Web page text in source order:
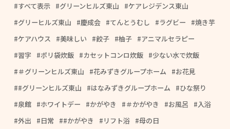
すべて表示 グリーンヒルズ東山
ケアレジデンス東山
グリーヒルズ東山
慶成会 てんとうむし ラグビー
焼き芋
ケアハウス
美味しい 餃子 柚子
アニマルセラピー
習字
ポリ袋炊飯 カセットコンロ炊飯
少ない水で炊飯
＃グリーンヒルズ東山
花みずきグループホーム
お花見
#グリーンヒルズ東山
はなみずきグループホーム
ひな祭り
泉館
ホワイトデー かがやき ＃かがやき お風呂
入浴
外出
日常 #かがやき リフト浴
母の日